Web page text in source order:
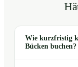
Wie kurzfristig
Bücken buchen?